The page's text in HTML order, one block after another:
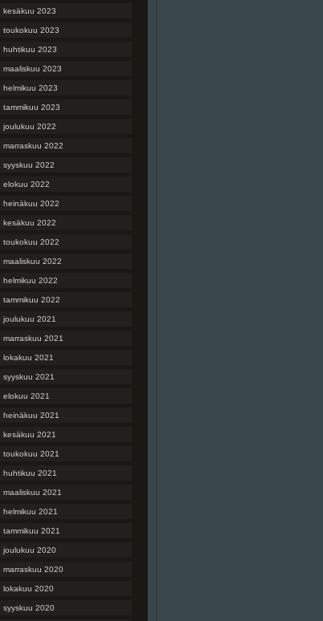
kesäkuu 2023
toukokuu 2023
huhtikuu 2023
maaliskuu 2023
helmikuu 2023
tammikuu 2023
joulukuu 2022
marraskuu 2022
syyskuu 2022
elokuu 2022
heinäkuu 2022
kesäkuu 2022
toukokuu 2022
maaliskuu 2022
helmikuu 2022
tammikuu 2022
joulukuu 2021
marraskuu 2021
lokakuu 2021
syyskuu 2021
elokuu 2021
heinäkuu 2021
kesäkuu 2021
toukokuu 2021
huhtikuu 2021
maaliskuu 2021
helmikuu 2021
tammikuu 2021
joulukuu 2020
marraskuu 2020
lokakuu 2020
syyskuu 2020